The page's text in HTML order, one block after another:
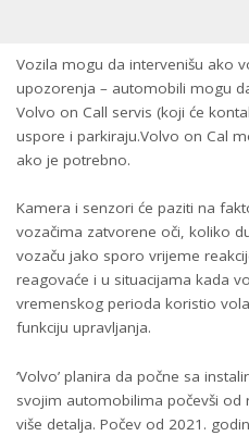
Vozila mogu da intervenišu ako
upozorenja – automobili mogu
Volvo on Call servis (koji će
uspore i parkiraju.Volvo on Cal
ako je potrebno.
Kamera i senzori će paziti na
vozačima zatvorene oči, koliko
vozaču jako sporo vrijeme
reagovaće i u situacijama kada
vremenskog perioda koristio
funkciju upravljanja.
‘Volvo’ planira da počne sa
svojim automobilima počevši od
više detalja. Počev od 2021.